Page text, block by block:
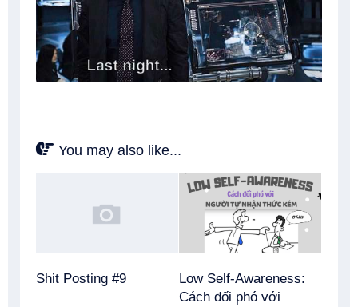
You may also like...
Shit Posting #9
Low Self-Awareness:
Cách đối phó với